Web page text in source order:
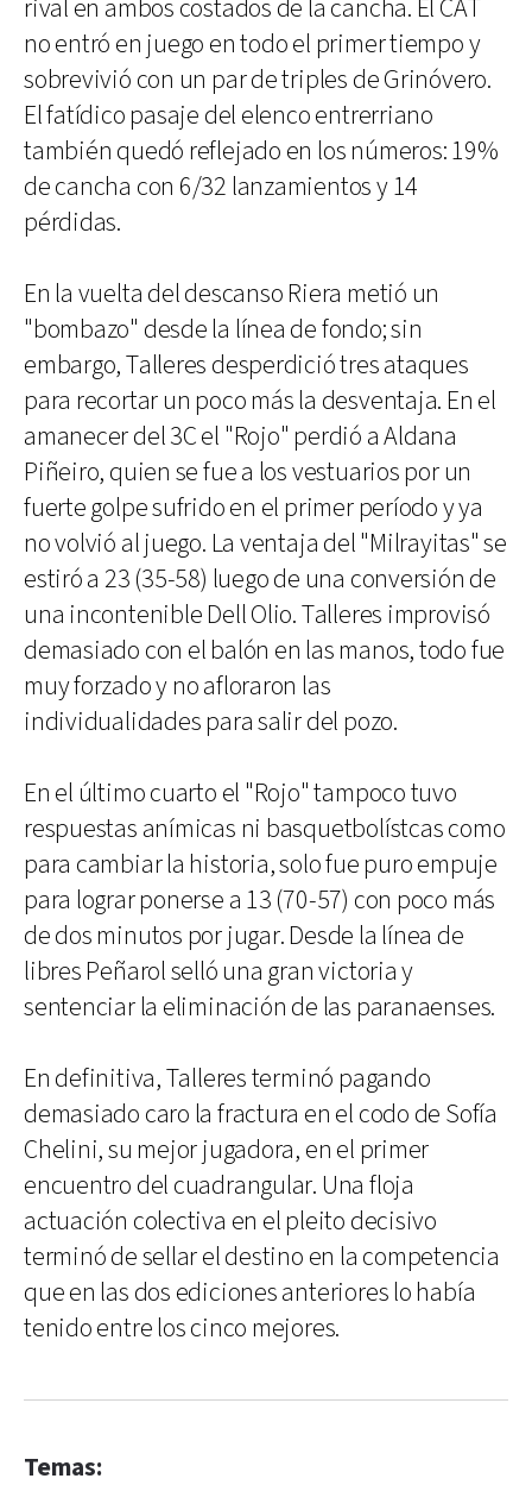
rival en ambos costados de la cancha. El CAT
no entró en juego en todo el primer tiempo y
sobrevivió con un par de triples de Grinóvero.
El fatídico pasaje del elenco entrerriano
también quedó reflejado en los números: 19%
de cancha con 6/32 lanzamientos y 14
pérdidas.
En la vuelta del descanso Riera metió un
"bombazo" desde la línea de fondo; sin
embargo, Talleres desperdició tres ataques
para recortar un poco más la desventaja. En el
amanecer del 3C el "Rojo" perdió a Aldana
Piñeiro, quien se fue a los vestuarios por un
fuerte golpe sufrido en el primer período y ya
no volvió al juego. La ventaja del "Milrayitas" se
estiró a 23 (35-58) luego de una conversión de
una incontenible Dell Olio. Talleres improvisó
demasiado con el balón en las manos, todo fue
muy forzado y no afloraron las
individualidades para salir del pozo.
En el último cuarto el "Rojo" tampoco tuvo
respuestas anímicas ni basquetbolístcas como
para cambiar la historia, solo fue puro empuje
para lograr ponerse a 13 (70-57) con poco más
de dos minutos por jugar. Desde la línea de
libres Peñarol selló una gran victoria y
sentenciar la eliminación de las paranaenses.
En definitiva, Talleres terminó pagando
demasiado caro la fractura en el codo de Sofía
Chelini, su mejor jugadora, en el primer
encuentro del cuadrangular. Una floja
actuación colectiva en el pleito decisivo
terminó de sellar el destino en la competencia
que en las dos ediciones anteriores lo había
tenido entre los cinco mejores.
Temas: